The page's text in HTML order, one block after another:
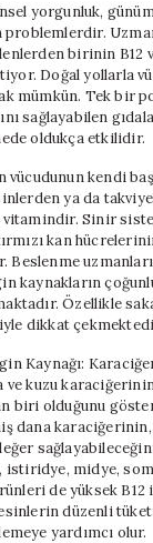
yorgunluk,
problemlerdir.
birinin
Doğal yollarla
mümkün. Tek bir
sağlayabilen
oldukça etkilidir.
vücudunun kendi
ya da
Sinir
kan
kaynakların
Özellikle
dikkat
Kaynağı:
ve kuzu
biri olduğunu
dana karaciğerinin,
istiridye, midye,
de yüksek
düzenli
yardımcı olur.